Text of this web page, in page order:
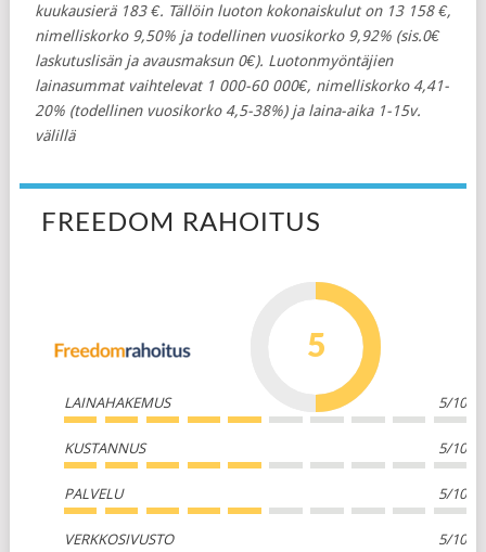
kuukausierä 183 €. Tällöin luoton kokonaiskulut on 13 158 €,
nimelliskorko 9,50% ja todellinen vuosikorko 9,92% (sis.0€
laskutuslisän ja avausmaksun 0€). Luotonmyöntäjien
lainasummat vaihtelevat 1 000-60 000€, nimelliskorko 4,41-
20% (todellinen vuosikorko 4,5-38%) ja laina-aika 1-15v.
välillä
FREEDOM RAHOITUS
5
LAINAHAKEMUS 5/10
KUSTANNUS 5/10
PALVELU 5/10
VERKKOSIVUSTO 5/10